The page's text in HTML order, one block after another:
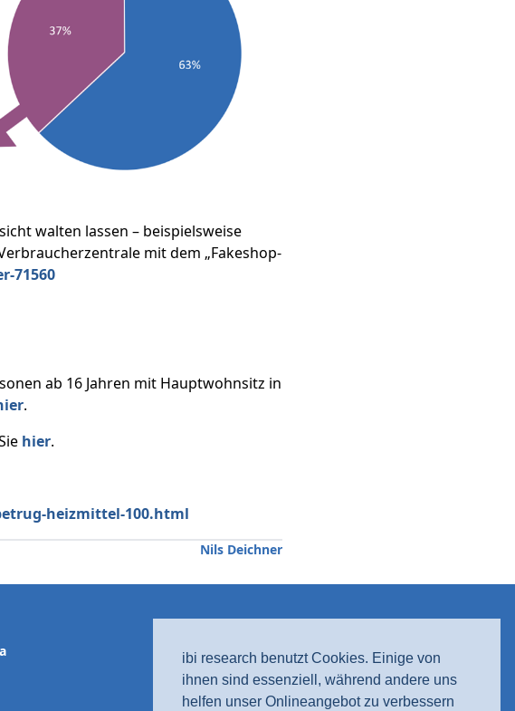
ibi research benutzt Cookies. Einige von
ihnen sind essenziell, während andere uns
helfen unser Onlineangebot zu verbessern
walten lassen – beispielsweise
mit dem „Fakeshop-
71560
ab 16 Jahren mit Hauptwohnsitz in
.
hier.
heizmittel-100.html
Nils Deichner